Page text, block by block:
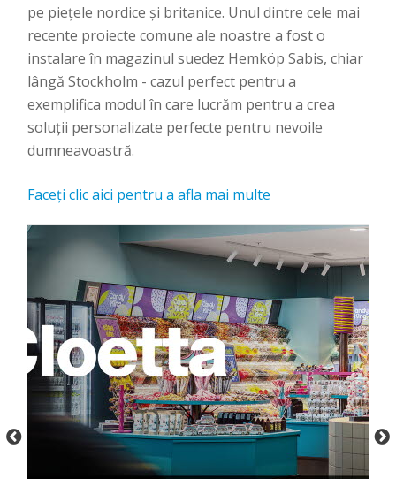
pe piețele nordice și britanice. Unul dintre cele mai
recente proiecte comune ale noastre a fost o
instalare în magazinul suedez Hemköp Sabis, chiar
lângă Stockholm - cazul perfect pentru a
exemplifica modul în care lucrăm pentru a crea
soluții personalizate perfecte pentru nevoile
dumneavoastră.
Faceți clic aici pentru a afla mai multe